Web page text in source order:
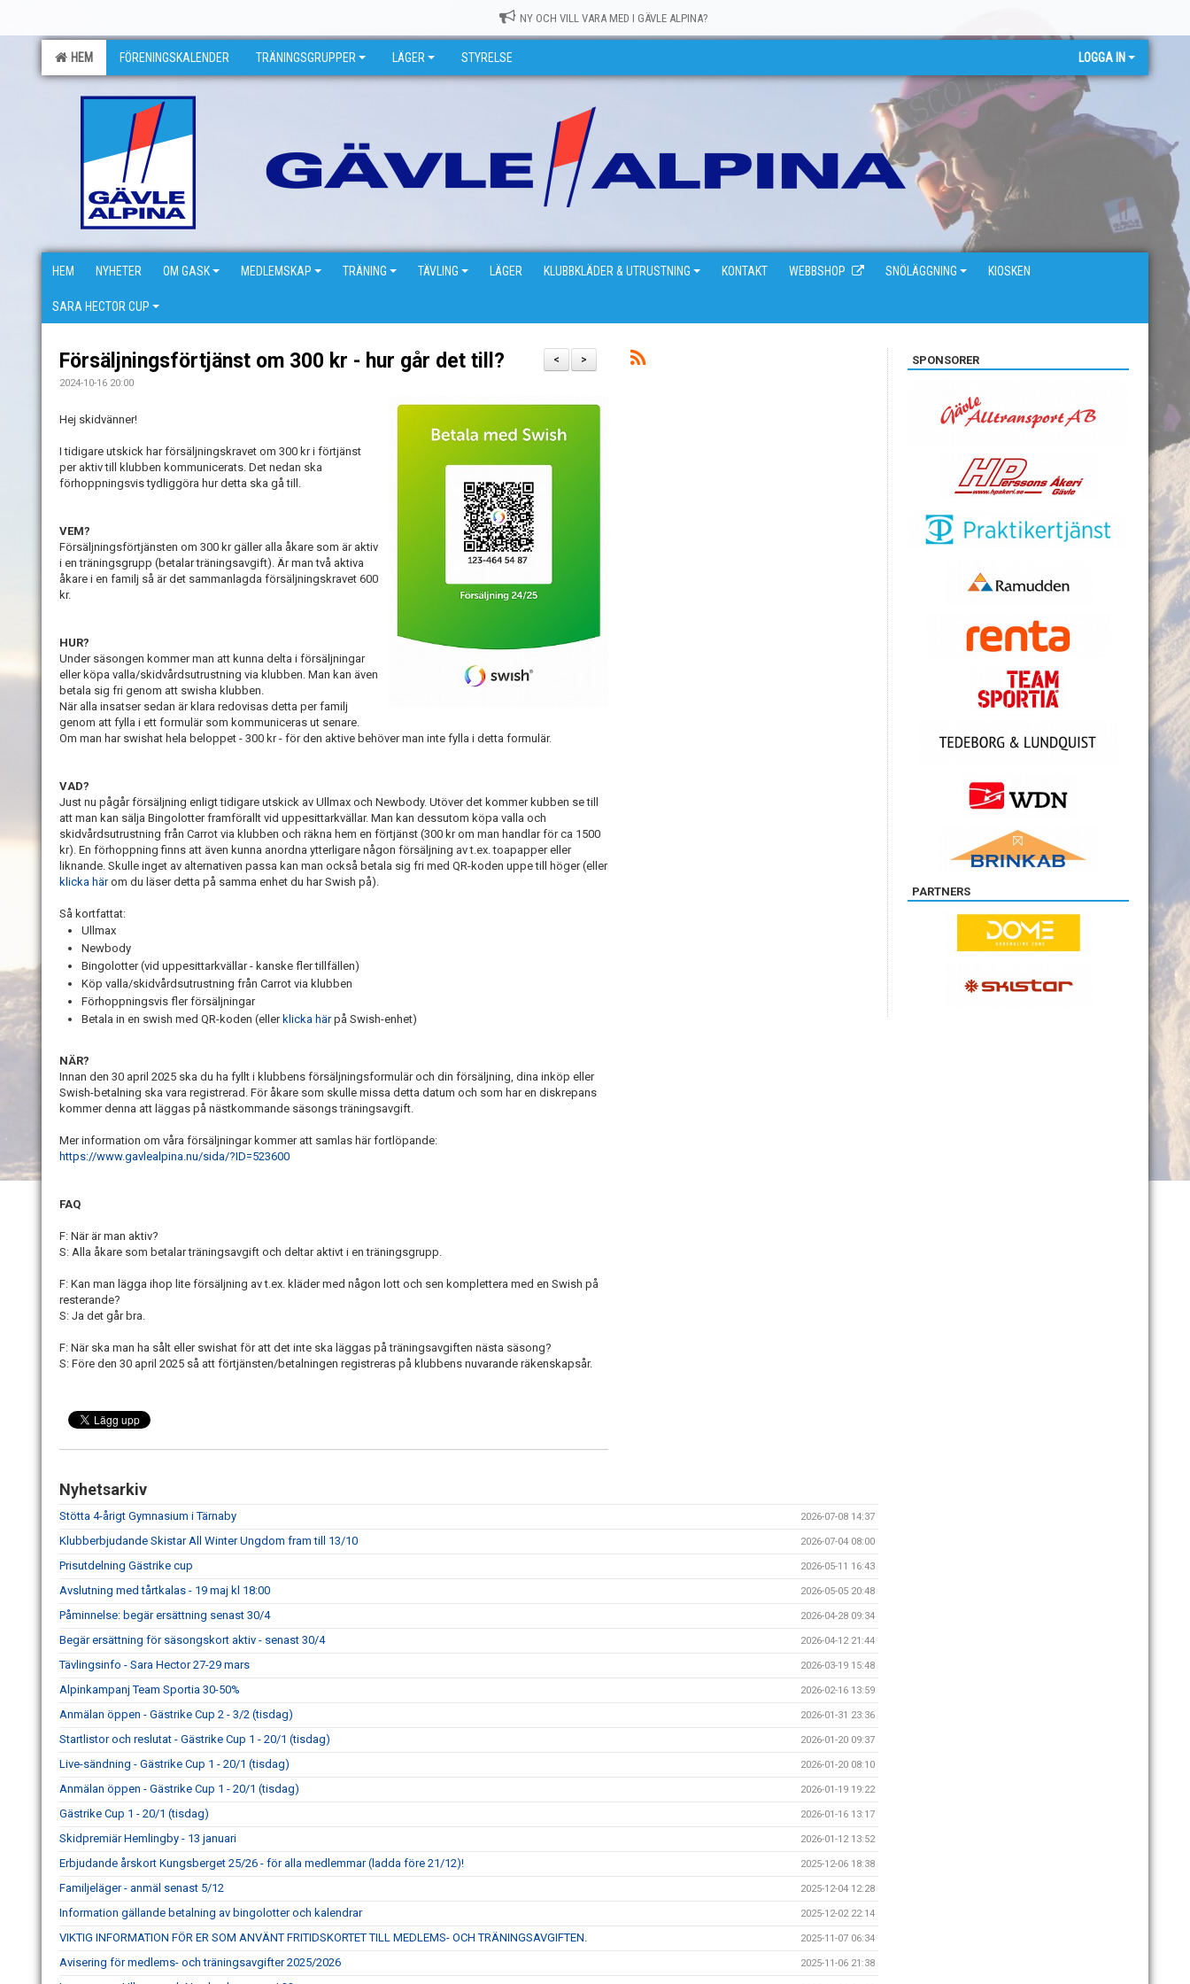
NY OCH VILL VARA MED I GÄVLE ALPINA?
HEM FÖRENINGSKALENDER TRÄNINGSGRUPPER LÄGER STYRELSE LOGGA IN
HEM NYHETER OM GASK MEDLEMSKAP TRÄNING TÄVLING LÄGER KLUBBKLÄDER & UTRUSTNING KONTAKT WEBBSHOP SNÖLÄGGNING KIOSKEN
SARA HECTOR CUP
>
<
Försäljningsförtjänst om 300 kr - hur går det till?
2024-10-16 20:00
Hej skidvänner!
I tidigare utskick har försäljningskravet om 300 kr i förtjänst
per aktiv till klubben kommunicerats. Det nedan ska
förhoppningsvis tydliggöra hur detta ska gå till.
VEM?
Försäljningsförtjänsten om 300 kr gäller alla åkare som är aktiv
i en träningsgrupp (betalar träningsavgift). Är man två aktiva
åkare i en familj så är det sammanlagda försäljningskravet 600
kr.
HUR?
Under säsongen kommer man att kunna delta i försäljningar
eller köpa valla/skidvårdsutrustning via klubben. Man kan även
betala sig fri genom att swisha klubben.
När alla insatser sedan är klara redovisas detta per familj
genom att fylla i ett formulär som kommuniceras ut senare.
Om man har swishat hela beloppet - 300 kr - för den aktive behöver man inte fylla i detta formulär.
VAD?
Just nu pågår försäljning enligt tidigare utskick av Ullmax och Newbody. Utöver det kommer kubben se till
att man kan sälja Bingolotter framförallt vid uppesittarkvällar. Man kan dessutom köpa valla och
skidvårdsutrustning från Carrot via klubben och räkna hem en förtjänst (300 kr om man handlar för ca 1500
kr). En förhoppning finns att även kunna anordna ytterligare någon försäljning av t.ex. toapapper eller
liknande. Skulle inget av alternativen passa kan man också betala sig fri med QR-koden uppe till höger (eller
klicka härom du läser detta på samma enhet du har Swish på).
Så kortfattat:
Ullmax
Newbody
Bingolotter (vid uppesittarkvällar - kanske fler tillfällen)
Köp valla/skidvårdsutrustning från Carrot via klubben
Förhoppningsvis fler försäljningar
Betala in en swish med QR-koden (eller klicka härpå Swish-enhet)
NÄR?
Innan den 30 april 2025 ska du ha fyllt i klubbens försäljningsformulär och din försäljning, dina inköp eller
Swish-betalning ska vara registrerad. För åkare som skulle missa detta datum och som har en diskrepans
kommer denna att läggas på nästkommande säsongs träningsavgift.
Mer information om våra försäljningar kommer att samlas här fortlöpande:
https://www.gavlealpina.nu/sida/?ID=523600
FAQ
F: När är man aktiv?
S: Alla åkare som betalar träningsavgift och deltar aktivt i en träningsgrupp.
F: Kan man lägga ihop lite försäljning av t.ex. kläder med någon lott och sen komplettera med en Swish på
resterande?
S: Ja det går bra.
F: När ska man ha sålt eller swishat för att det inte ska läggas på träningsavgiften nästa säsong?
S: Före den 30 april 2025 så att förtjänsten/betalningen registreras på klubbens nuvarande räkenskapsår.
Nyhetsarkiv
Stötta 4-årigt Gymnasium i Tärnaby 2026-07-08 14:37
Klubberbjudande Skistar All Winter Ungdom fram till 13/10 2026-07-04 08:00
Prisutdelning Gästrike cup 2026-05-11 16:43
Avslutning med tårtkalas - 19 maj kl 18:00 2026-05-05 20:48
Påminnelse: begär ersättning senast 30/4 2026-04-28 09:34
Begär ersättning för säsongskort aktiv - senast 30/4 2026-04-12 21:44
Tävlingsinfo - Sara Hector 27-29 mars 2026-03-19 15:48
Alpinkampanj Team Sportia 30-50% 2026-02-16 13:59
Anmälan öppen - Gästrike Cup 2 - 3/2 (tisdag) 2026-01-31 23:36
Startlistor och reslutat - Gästrike Cup 1 - 20/1 (tisdag) 2026-01-20 09:37
Live-sändning - Gästrike Cup 1 - 20/1 (tisdag) 2026-01-20 08:10
Anmälan öppen - Gästrike Cup 1 - 20/1 (tisdag) 2026-01-19 19:22
Gästrike Cup 1 - 20/1 (tisdag) 2026-01-16 13:17
Skidpremiär Hemlingby - 13 januari 2026-01-12 13:52
Erbjudande årskort Kungsberget 25/26 - för alla medlemmar (ladda före 21/12)! 2025-12-06 18:38
Familjeläger - anmäl senast 5/12 2025-12-04 12:28
Information gällande betalning av bingolotter och kalendrar 2025-12-02 22:14
VIKTIG INFORMATION FÖR ER SOM ANVÄNT FRITIDSKORTET TILL MEDLEMS- OCH TRÄNINGSAVGIFTEN. 2025-11-07 06:34
Avisering för medlems- och träningsavgifter 2025/2026 2025-11-06 21:38
SPONSORER
PARTNERS